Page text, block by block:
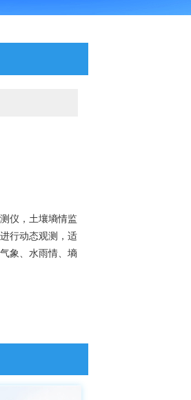
仪，土壤墒情监
行动态观测，适
象、水雨情、墒